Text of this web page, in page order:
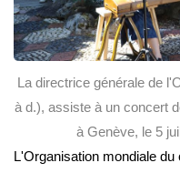
La directrice générale de
à d.), assiste à un concert
à Genève, le 5
L'Organisation mondiale